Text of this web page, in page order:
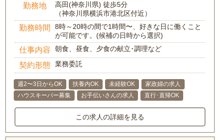
勤務地
高田(神奈川県) 徒歩5分
（神奈川県横浜市港北区付近）
勤務時間
8時～20時の間で1時間〜、好きな日に働くこと
が可能です。(候補の日時から選択)
仕事内容 朝食、昼食、夕食の献立･調理など
契約形態 業務委託
週2〜3日からOK 扶養内OK 未経験OK
家政婦の求人
ハウスキーパー募集
お手伝いさんの求人 直行･直帰OK
この求人の詳細を見る